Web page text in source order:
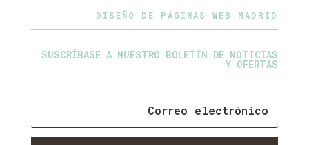
DISEÑO DE PÁGINAS WEB MADRID
SUSCRÍBASE A NUESTRO BOLETÍN DE NOTICIAS
Y OFERTAS